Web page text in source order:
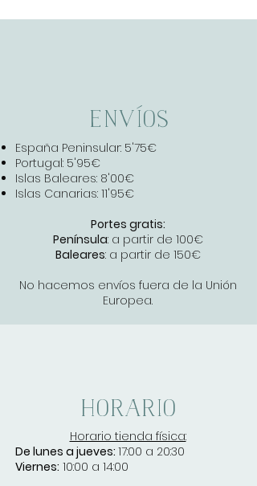
envíos
España Peninsular: 5'75€
Portugal: 5'95€
Islas Baleares: 8'00€
Islas Canarias: 11'95€
Portes gratis:
Península: a partir de 100€
Baleares: a partir de 150€
No hacemos envíos fuera de la Unión
Europea.
horario
Horario tienda física:
De lunes a jueves: 17:00 a 20:30
Viernes: 10:00 a 14:00